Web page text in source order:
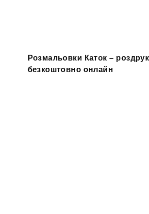
Розмальовки Каток –
безкоштовно онлайн